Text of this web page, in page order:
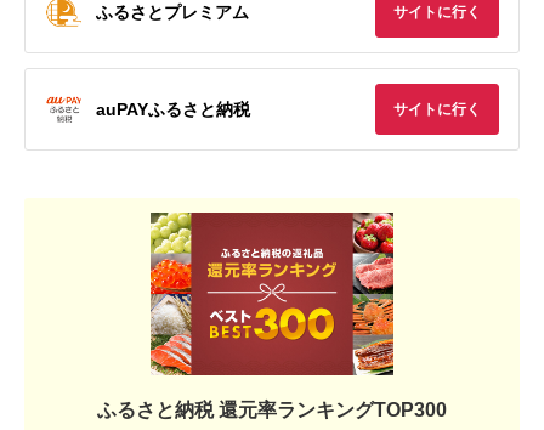
ふるさとプレミアム サイトに行く
auPAYふるさと納税 サイトに行く
ふるさと納税 還元率ランキングTOP300